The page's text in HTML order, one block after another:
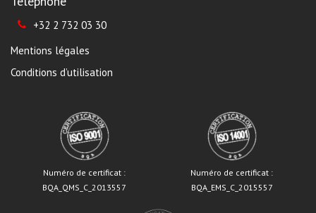
+32 2 732 03 30
Mentions légales
Conditions d’utilisation
Numéro de certificat :
BQA_QMS_C_2013557
Numéro de certificat :
BQA_EMS_C_2015557